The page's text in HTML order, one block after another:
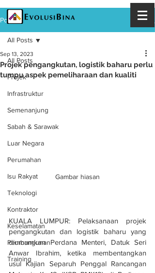
Post
All Posts
Projek
Infrastruktur
Semenanjung
Sabah & Sarawak
Luar Negara
Perumahan
Isu Rakyat
Teknologi
Kontraktor
Keselamatan
Pembangunan
Training
All Posts
Projek pengangkutan, logistik baharu perlu
tumpu aspek pemeliharaan dan kualiti
Sep 13, 2023
Gambar hiasan
KUALA LUMPUR: Pelaksanaan projek
pengangkutan dan logistik baharu yang
diumumkan Perdana Menteri, Datuk Seri
Anwar Ibrahim, ketika membentangkan
usul Kajian Separuh Penggal Rancangan